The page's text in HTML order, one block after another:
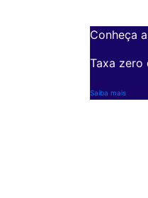
Conheça
Taxa zero
Saiba mais